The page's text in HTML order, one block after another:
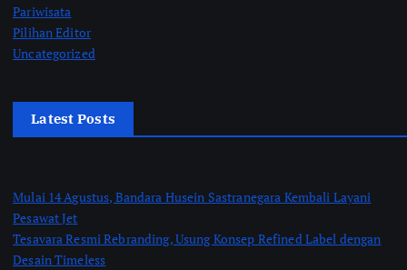
Pariwisata
Pilihan Editor
Uncategorized
Latest Posts
Mulai 14 Agustus, Bandara Husein Sastranegara Kembali Layani
Pesawat Jet
Tesavara Resmi Rebranding, Usung Konsep Refined Label dengan
Desain Timeless